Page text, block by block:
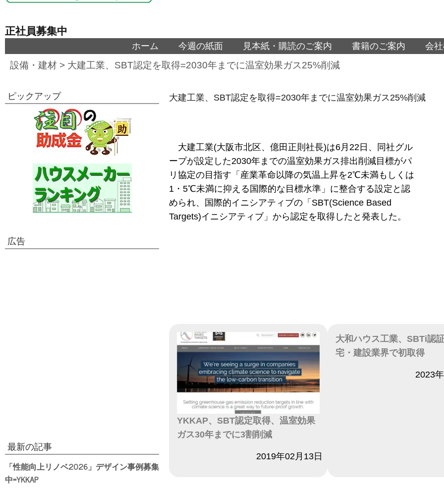
正社員募集中
ホーム 今週の紙面 見本紙・購読のご案内 書籍のご案内 会
設備・建材 > 大建工業、SBT認定を取得=2030年までに温室効果ガス25%削減
大建工業、SBT認定を取得=2030年までに温室効果ガス25%削減
大建工業(大阪市北区、億田正則社長)は6月22日、同社グル
ープが設定した2030年までの温室効果ガス排出削減目標がパ
リ協定の目指す「産業革命以降の気温上昇を2℃未満もしくは
1・5℃未満に抑える国際的な目標水準」に整合する設定と認
められ、国際的イニシアティブの「SBT(Science Based
Targets)イニシアティブ」から認定を取得したと発表した。
YKKAP、SBT認定取得、温室効果
ガス30年までに3割削減
2019年02月13日
大和ハウス工業、SBTi認
宅・建設業界で初取得
2023
ピックアップ
広告
最新の記事
「性能向上リノベ2026」デザイン事例募集
中=YKKAP